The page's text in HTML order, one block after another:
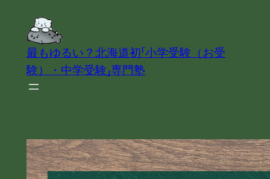
最もゆるい？北海道初「小学受験（お受
験）・中学受験」専門塾